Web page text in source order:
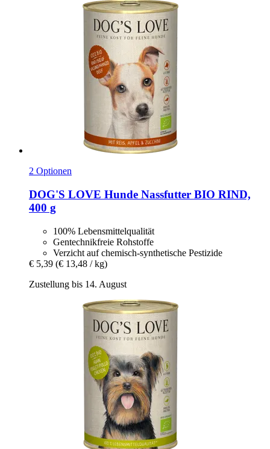
2 Optionen
DOG'S LOVE Hunde Nassfutter BIO RIND,
400 g
100% Lebensmittelqualität
Gentechnikfreie Rohstoffe
Verzicht auf chemisch-synthetische Pestizide
€ 5,39 (€ 13,48 / kg)
Zustellung bis 14. August